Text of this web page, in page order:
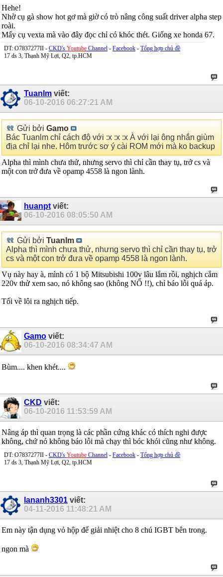
Hehe!
Nhờ cụ gà show hot gơ mà giờ có trò nâng công suất driver alpha step
roài.
Mấy cụ vexta mà vào đây đọc chỉ có khóc thét. Giống xe honda 67.
DT: O7837277II - CKD's Youtube Channel - Facebook - Tổng hợp chủ đề
17 ds 3, Thạnh Mỹ Lợi, Q2, tp.HCM
Tuanlm viết:
06-10-2016 06:27:21 AM
Gửi bởi Gamo
Bác Tuanlm chỉ cách độ với :x :x :x À với lại ông nhắn giùm
địa chỉ lại nhe. Hôm trước sơ ý cài ROM mới mà ko backup
Alpha thì mình chưa thử, nhưng servo thì chỉ cần thay tụ, trở cs và
một con trở đưa về opamp 4558 là ngon lành.
huanpt viết:
06-10-2016 08:05:50 AM
Gửi bởi Tuanlm
Alpha thì mình chưa thử, nhưng servo thì chỉ cần thay tụ, trở
cs và một con trở đưa về opamp 4558 là ngon lành.
Vụ này hay à, mình có 1 bộ Mitsubishi 100v lâu lắm rồi, nghịch cắm
220v thử xem sao, nó không sao (không NỔ !!), chỉ báo lỗi quá áp.
Tối về lôi ra nghịch tiếp.
Gamo viết:
06-10-2016 08:34:47 AM
Bùm.... khen khét....
CKD viết:
06-10-2016 11:53:59 AM
Nâng áp thì quan trọng là các phần cứng khác có thích nghi được
không, chứ nó không báo lỗi mà chạy thì bóc khói cũng như không.
DT: O7837277II - CKD's Youtube Channel - Facebook - Tổng hợp chủ đề
17 ds 3, Thạnh Mỹ Lợi, Q2, tp.HCM
lananh3301 viết:
04-11-2016 11:48:21 AM
Em này tận dụng vỏ hộp để giải nhiệt cho 8 chú IGBT bên trong.
ngon mà